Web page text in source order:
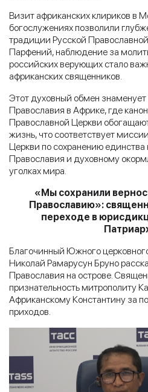
Визит африканских клириков в
богослужениях позволили
традиции Русской
Парфений, наблюдение за
российских верующих стало
африканских священников.
Этот духовный обмен
Православия в Африке, где
Православной Церкви
жизнь, что соответствует
Церкви по сохранению единства
Православия и духовному
уголках мира.
«Мы сохранили
Православию»:
переходе в
Благочинный Южного
Николай Рамарусун Бруно
Православия на острове.
признательность митрополиту
Африканскому Константину за
приходов.